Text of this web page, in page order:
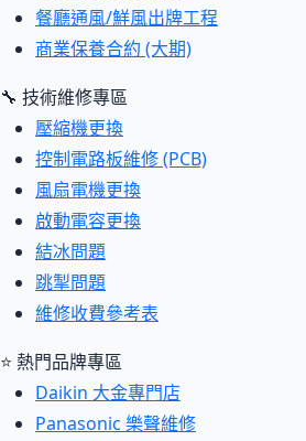
餐廳通風/鮮風出牌工程
商業保養合約 (大期)
🔧 技術維修專區
壓縮機更換
控制電路板維修 (PCB)
風扇電機更換
啟動電容更換
結冰問題
跳掣問題
維修收費參考表
⭐ 熱門品牌專區
Daikin 大金專門店
Panasonic 樂聲維修